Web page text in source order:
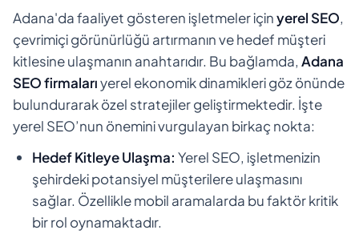
Adana'da faaliyet gösteren işletmeler içinyerel SEO,
çevrimiçi görünürlüğü artırmanın ve hedef müşteri
kitlesine ulaşmanın anahtarıdır. Bu bağlamda, Adana
SEO firmalarıyerel ekonomik dinamikleri göz önünde
bulundurarak özel stratejiler geliştirmektedir. İşte
yerel SEO’nun önemini vurgulayan birkaç nokta:
Hedef Kitleye Ulaşma: Yerel SEO, işletmenizin
şehirdeki potansiyel müşterilere ulaşmasını
sağlar. Özellikle mobil aramalarda bu faktör kritik
bir rol oynamaktadır.